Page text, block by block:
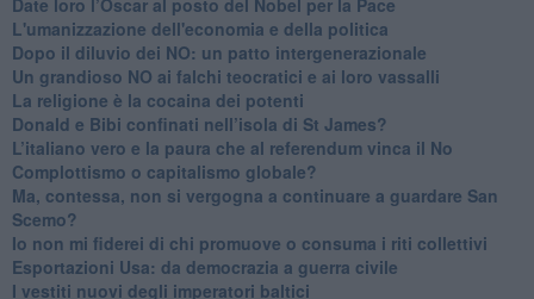
L'umanizzazione dell'economia e della politica
​Dopo il diluvio dei NO: un patto intergenerazionale
​Un grandioso NO ai falchi teocratici e ai loro vassalli
La religione è la cocaina dei potenti
Donald e Bibi confinati nell’isola di St James?
L’italiano vero e la paura che al referendum vinca il No
​Complottismo o capitalismo globale?
​Ma, contessa, non si vergogna a continuare a guardare San
Scemo?
​Io non mi fiderei di chi promuove o consuma i riti collettivi
Esportazioni Usa: da democrazia a guerra civile
​I vestiti nuovi degli imperatori baltici